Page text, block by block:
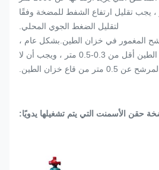
ارتفاع الشفط للمضخة وفقًا
لتقليل الضغط الجوي المحلي.
في خزان الطين.بشكل عام ،
يجب أن يكون مستوى الطين أقل من 0.3-0.5 متر ، ويجب أن لا
خزان الطين.
الأسمنت التي يتم تشغيلها يدويًا: